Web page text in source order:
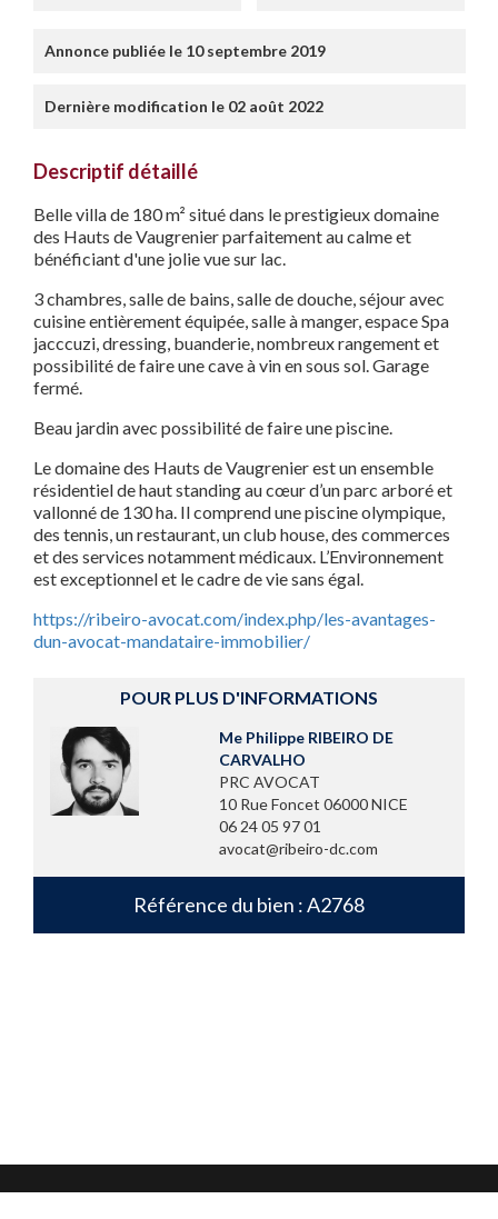
Annonce publiée le 10 septembre 2019
Dernière modification le 02 août 2022
Descriptif détaillé
Belle villa de 180 m² situé dans le prestigieux domaine
des Hauts de Vaugrenier parfaitement au calme et
bénéficiant d'une jolie vue sur lac.
3 chambres, salle de bains, salle de douche, séjour avec
cuisine entièrement équipée, salle à manger, espace Spa
jacccuzi, dressing, buanderie, nombreux rangement et
possibilité de faire une cave à vin en sous sol. Garage
fermé.
Beau jardin avec possibilité de faire une piscine.
Le domaine des Hauts de Vaugrenier est un ensemble
résidentiel de haut standing au cœur d’un parc arboré et
vallonné de 130 ha. Il comprend une piscine olympique,
des tennis, un restaurant, un club house, des commerces
et des services notamment médicaux. L’Environnement
est exceptionnel et le cadre de vie sans égal.
https://ribeiro-avocat.com/index.php/les-avantages-
dun-avocat-mandataire-immobilier/
POUR PLUS D'INFORMATIONS
Me Philippe RIBEIRO DE
CARVALHO
PRC AVOCAT
10 Rue Foncet 06000 NICE
06 24 05 97 01
avocat@ribeiro-dc.com
Référence du bien : A2768
Mentions légales